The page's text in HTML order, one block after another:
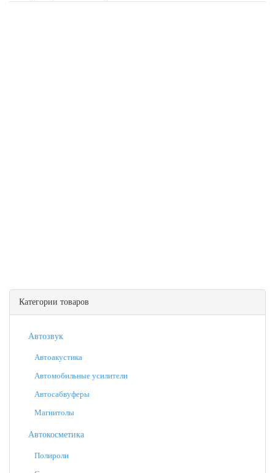
Категории товаров
Автозвук
Автоакустика
Автомобильные усилители
Автосабвуферы
Магнитолы
Автокосметика
Полироли